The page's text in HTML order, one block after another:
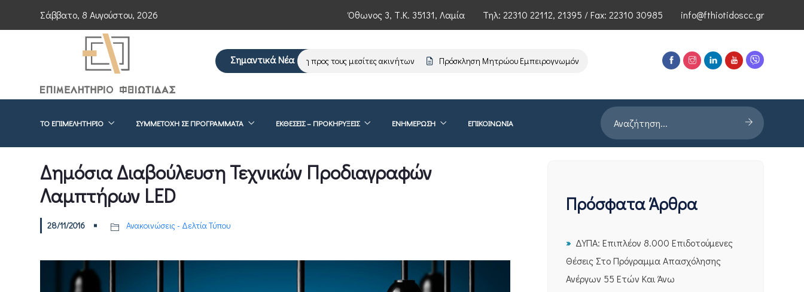
Σάββατο, 8 Αυγούστου, 2026 Όθωνος 3, Τ.Κ. 35131, Λαμία Τηλ: 22310 22112, 21395 / Fax: 22310 30985 info@fthiotidoscc.gr
Σημαντικά Νέα
Επείγουσα ενημέρωση προς τους μεσίτες ακινήτων Πρόσκληση Μητρώου Εμπειρογνωμόνων Τεχνολογιών Αιχμής του ΕΦΕΠΑΕ Παρουσίαση Έρευνας
ΤΟ ΕΠΙΜΕΛΗΤΉΡΙΟ ΣΥΜΜΕΤΟΧΉ ΣΕ ΠΡΟΓΡΆΜΜΑΤΑ ΕΚΘΕΣΕΙΣ – ΠΡΟΚΗΡΥΞΕΙΣ ΕΝΗΜΈΡΩΣΗ ΕΠΙΚΟΙΝΩΝΊΑ
Δημόσια Διαβούλευση Τεχνικών Προδιαγραφών
Λαμπτήρων LED
28/11/2016 Ανακοινώσεις - Δελτία Τύπου
Πρόσφατα Άρθρα
ΔΥΠΑ: Επιπλέον 8.000 Επιδοτούμενες
Θέσεις Στο Πρόγραμμα Απασχόλησης
Ανέργων 55 Ετών Και Άνω